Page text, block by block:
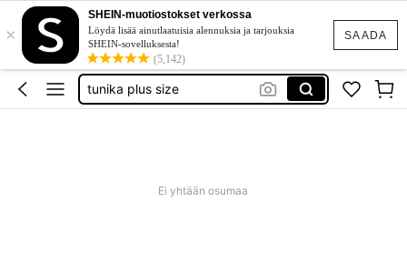
SAADA
×
SHEIN-muotiostokset verkossa
Löydä lisää ainutlaatuisia alennuksia ja tarjouksia
SHEIN-sovelluksesta!
(5,142)
goth clothing
unice
evening gown
tunika plus size
Ei yhtään osumaa